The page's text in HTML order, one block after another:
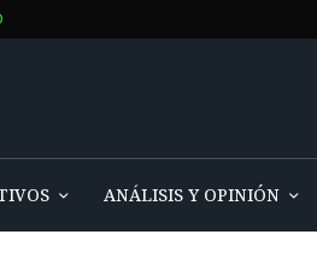
ANÁLISIS Y OPINIÓN